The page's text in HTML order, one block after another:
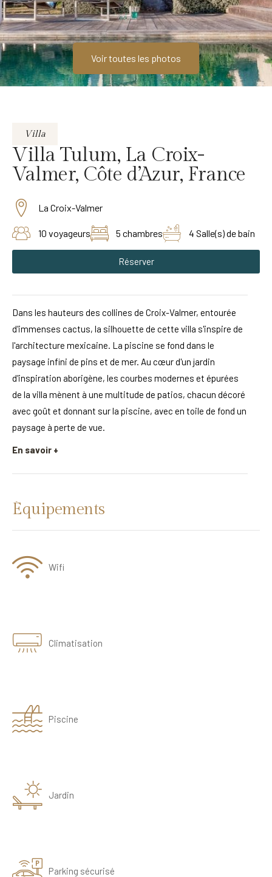
Voir toutes les photos
Villa
Villa Tulum, La Croix-
Valmer, Côte d’Azur, France
La Croix-Valmer
10 voyageurs 5 chambres 4 Salle(s) de bain
Réserver
Dans les hauteurs des collines de Croix-Valmer, entourée
d'immenses cactus, la silhouette de cette villa s'inspire de
l'architecture mexicaine. La piscine se fond dans le
paysage infini de pins et de mer. Au cœur d'un jardin
d'inspiration aborigène, les courbes modernes et épurées
de la villa mènent à une multitude de patios, chacun décoré
avec goût et donnant sur la piscine, avec en toile de fond un
paysage à perte de vue.
En savoir +
Équipements
Wifi
Climatisation
Piscine
Jardin
Parking sécurisé